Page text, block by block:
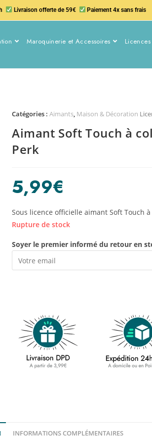
Livraison offerte de 59€ Paiement 4x sans frais
Maroquinerie et Accessoires
Catégories : Aimants, Maison & Décoration
Aimant Soft Touch à
Perk
5,99€
Sous licence officielle aimant Soft Touch
Rupture de stock
Soyer le premier informé du retour en
INFORMATIONS COMPLÉMENTAIRES